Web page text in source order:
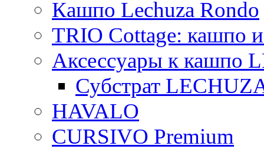
Кашпо Lechuza Rondo
TRIO Cottage: кашпо
Аксессуары к кашпо
Субстрат
HAVALO
CURSIVO Premium